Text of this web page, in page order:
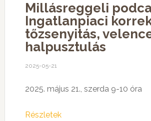
Millásreggeli
Ingatlanpiaci
tőzsenyitás,
halpusztulás
2025-05-21
2025. május 21., szerda 9-10 óra
Részletek